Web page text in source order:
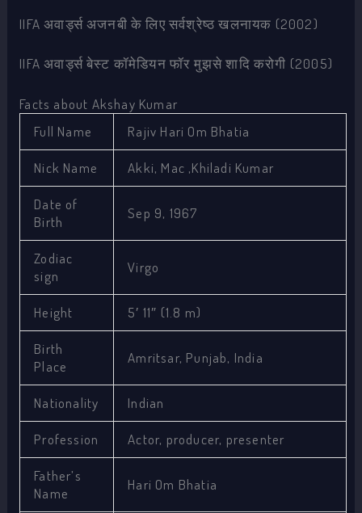
IIFA अवार्ड्स अजनबी के लिए सर्वश्रेष्ठ खलनायक (2002)
IIFA अवार्ड्स बेस्ट कॉमेडियन फॉर मुझसे शादि करोगी (2005)
Facts about Akshay Kumar
Full Name
Rajiv Hari Om Bhatia
Nick Name Akki, Mac ,Khiladi Kumar
Date of
Birth
Sep 9, 1967
Zodiac
sign
Virgo
Height 5′ 11″ (1.8 m)
Birth
Place
Amritsar, Punjab, India
Nationality Indian
Profession Actor, producer, presenter
Father’s
Name
Hari Om Bhatia